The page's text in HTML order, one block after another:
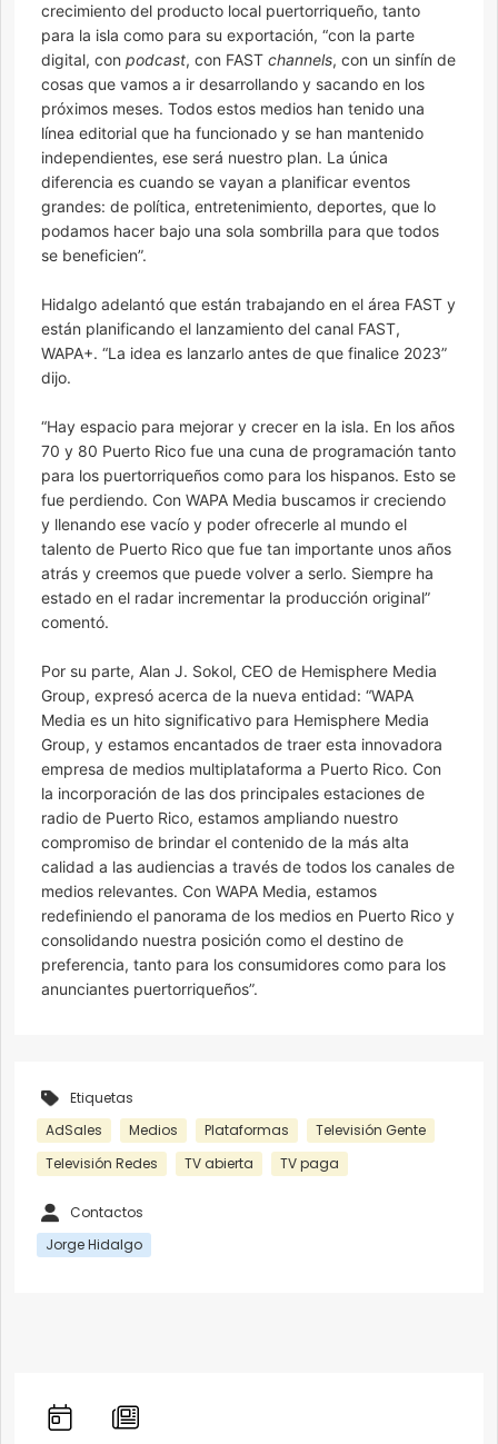
crecimiento del producto local puertorriqueño, tanto
para la isla como para su exportación, “con la parte
digital, con podcast, con FAST channels, con un sinfín de
cosas que vamos a ir desarrollando y sacando en los
próximos meses. Todos estos medios han tenido una
línea editorial que ha funcionado y se han mantenido
independientes, ese será nuestro plan. La única
diferencia es cuando se vayan a planificar eventos
grandes: de política, entretenimiento, deportes, que lo
podamos hacer bajo una sola sombrilla para que todos
se beneficien”.
Hidalgo adelantó que están trabajando en el área FAST y
están planificando el lanzamiento del canal FAST,
WAPA+. “La idea es lanzarlo antes de que finalice 2023”
dijo.
“Hay espacio para mejorar y crecer en la isla. En los años
70 y 80 Puerto Rico fue una cuna de programación tanto
para los puertorriqueños como para los hispanos. Esto se
fue perdiendo. Con WAPA Media buscamos ir creciendo
y llenando ese vacío y poder ofrecerle al mundo el
talento de Puerto Rico que fue tan importante unos años
atrás y creemos que puede volver a serlo. Siempre ha
estado en el radar incrementar la producción original”
comentó.
Por su parte, Alan J. Sokol, CEO de Hemisphere Media
Group, expresó acerca de la nueva entidad: “WAPA
Media es un hito significativo para Hemisphere Media
Group, y estamos encantados de traer esta innovadora
empresa de medios multiplataforma a Puerto Rico. Con
la incorporación de las dos principales estaciones de
radio de Puerto Rico, estamos ampliando nuestro
compromiso de brindar el contenido de la más alta
calidad a las audiencias a través de todos los canales de
medios relevantes. Con WAPA Media, estamos
redefiniendo el panorama de los medios en Puerto Rico y
consolidando nuestra posición como el destino de
preferencia, tanto para los consumidores como para los
anunciantes puertorriqueños”.
Etiquetas
AdSales
Medios Plataformas
Televisión Gente
Televisión Redes
TV abierta TV paga
Contactos
Jorge Hidalgo